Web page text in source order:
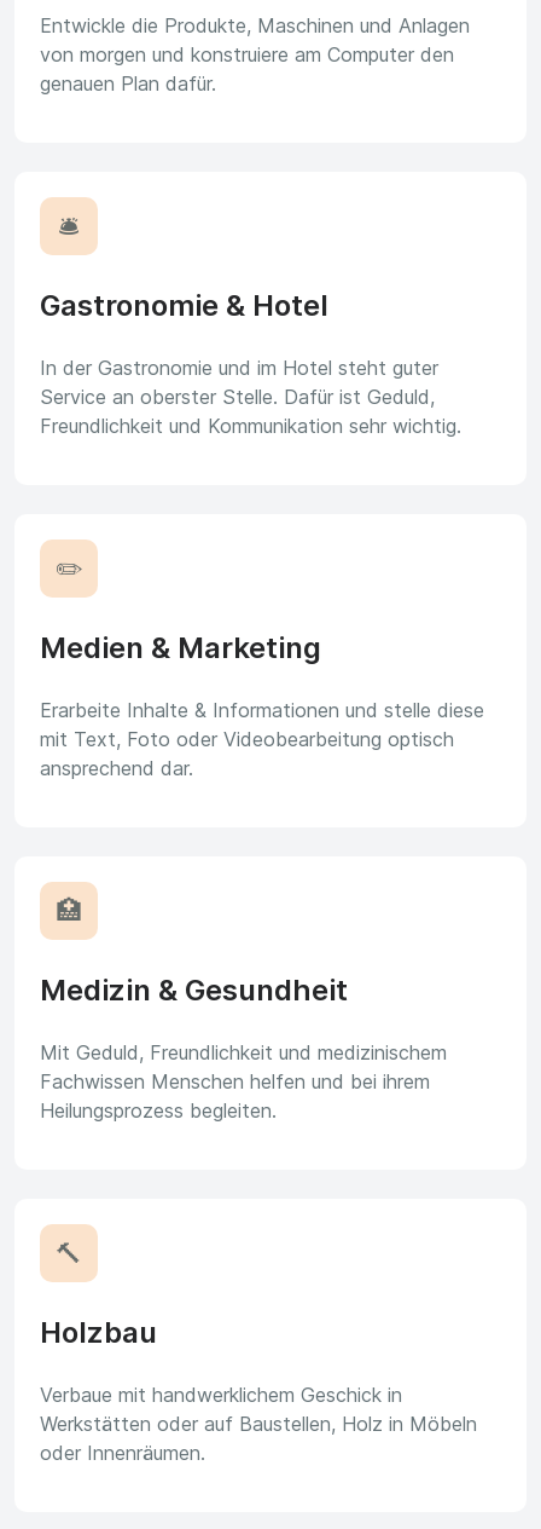
Entwickle die Produkte, Maschinen und Anlagen
von morgen und konstruiere am Computer den
genauen Plan dafür.
🛎️
Gastronomie & Hotel
In der Gastronomie und im Hotel steht guter
Service an oberster Stelle. Dafür ist Geduld,
Freundlichkeit und Kommunikation sehr wichtig.
✏️
Medien & Marketing
Erarbeite Inhalte & Informationen und stelle diese
mit Text, Foto oder Videobearbeitung optisch
ansprechend dar.
🏥
Medizin & Gesundheit
Mit Geduld, Freundlichkeit und medizinischem
Fachwissen Menschen helfen und bei ihrem
Heilungsprozess begleiten.
🔨
Holzbau
Verbaue mit handwerklichem Geschick in
Werkstätten oder auf Baustellen, Holz in Möbeln
oder Innenräumen.